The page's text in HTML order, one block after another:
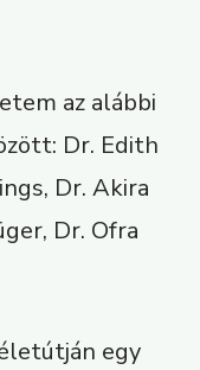
az alábbi
Dr. Edith
Dr. Akira
Dr. Ofra
egy